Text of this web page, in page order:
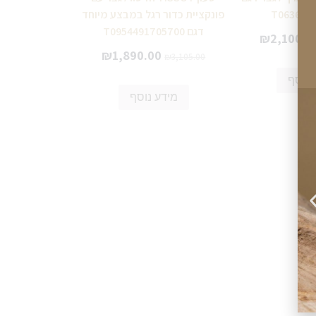
₪2,100.00
נוסף
פונקציית כדור רגל במבצע מיוחד
דגם T0954491705700
₪1,890.00
מידע נוסף